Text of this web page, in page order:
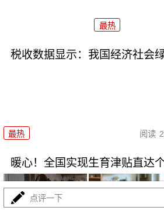
最热
税收数据显示：我国经济社会
最热 阅读
暖心！全国实现生育津贴直达
点评一下